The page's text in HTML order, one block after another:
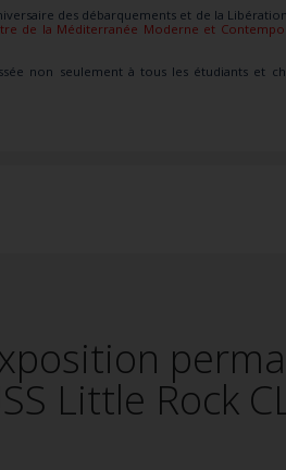
des débarquements et de la
de la Méditerranée Moderne et
non seulement à tous les étudiants et
Little Rock